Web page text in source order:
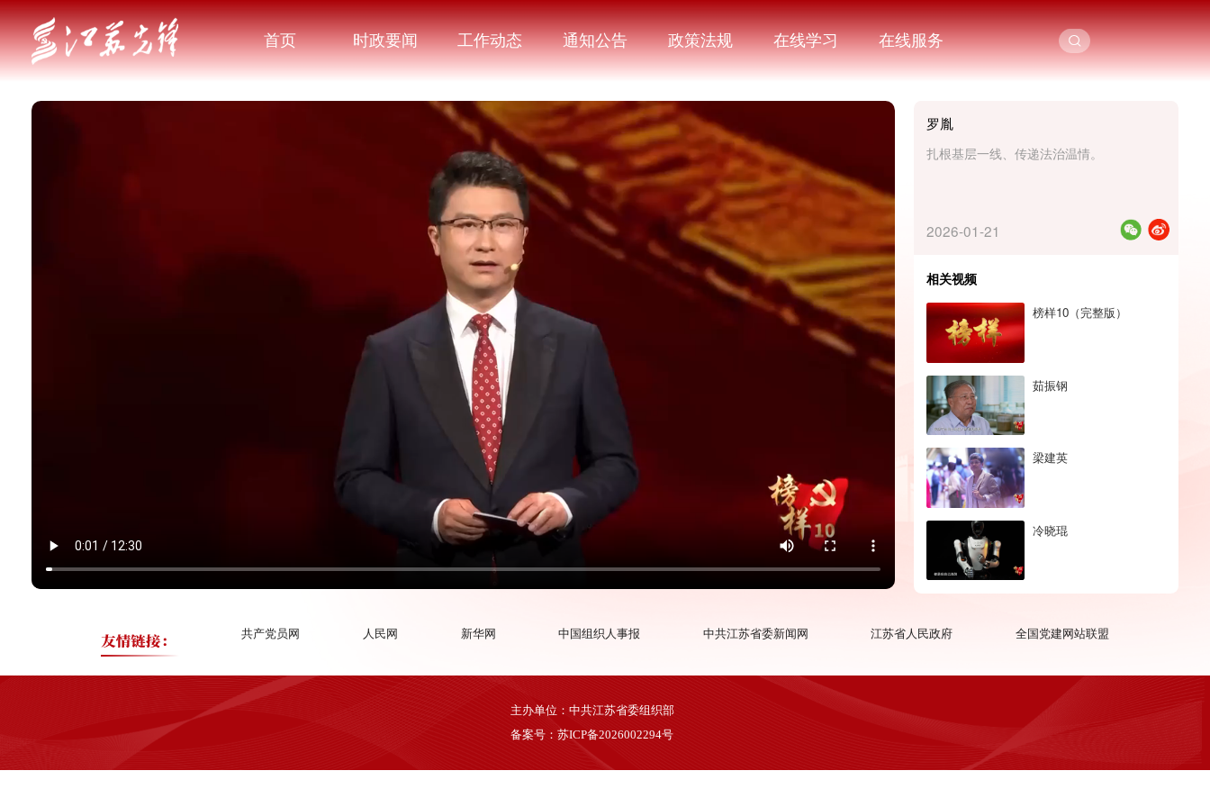
首页 时政要闻 工作动态 通知公告 政策法规 在线学习 在线服务
罗胤
扎根基层一线、传递法治温情。
2026-01-21
相关视频
榜样10（完整版）
茹振钢
梁建英
冷晓琨
共产党员网 人民网 新华网 中国组织人事报 中共江苏省委新闻网 江苏省人民政府 全国党建网站联盟
主办单位：中共江苏省委组织部
备案号：苏ICP备2026002294号